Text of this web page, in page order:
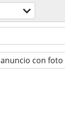
anuncio con foto